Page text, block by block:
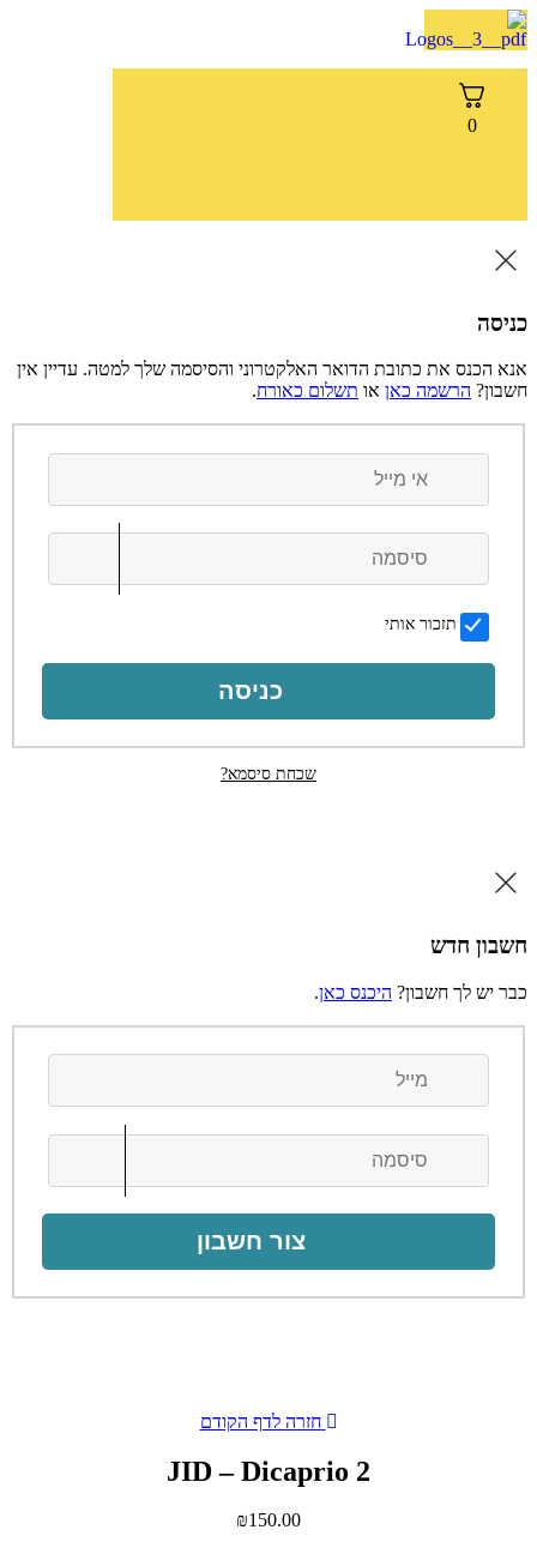
דלג
לתוכן
0
כניסה
אנא הכנס את כתובת הדואר האלקטרוני והסיסמה שלך למטה. עדיין אין
חשבון? הרשמה כאן או תשלום כאורח.
תזכור אותי
כניסה
שכחת סיסמא?
חשבון חדש
כבר יש לך חשבון? היכנס כאן.
צור חשבון
חזרה לדף הקודם
JID – Dicaprio 2
₪150.00